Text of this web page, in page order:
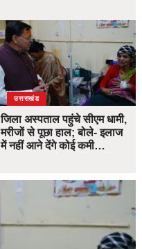
उत्तराखंड
जिला अस्पताल पहुंचे सीएम धामी,
मरीजों से पूछा हाल; बोले- इलाज
में नहीं आने देंगे कोई कमी…